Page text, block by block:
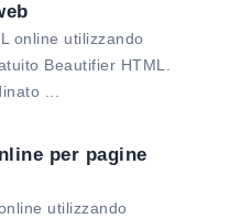
online utilizzando
Beautifier HTML.
...
per pagine
utilizzando